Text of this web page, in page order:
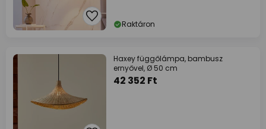
Raktáron
Haxey függőlámpa, bambusz
ernyővel, Ø 50 cm
42 352 Ft